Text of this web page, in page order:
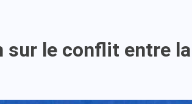
le conflit entre la